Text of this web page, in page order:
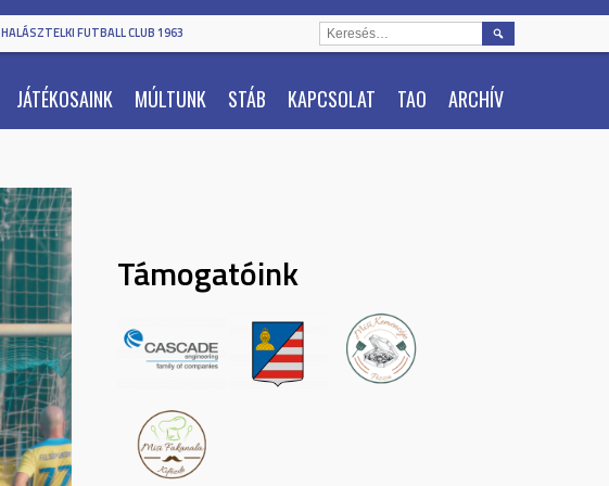
HALÁSZTELKI FUTBALL CLUB 1963
JÁTÉKOSAINK MÚLTUNK STÁB KAPCSOLAT TAO ARCHÍV
KERESÉS:
Támogatóink